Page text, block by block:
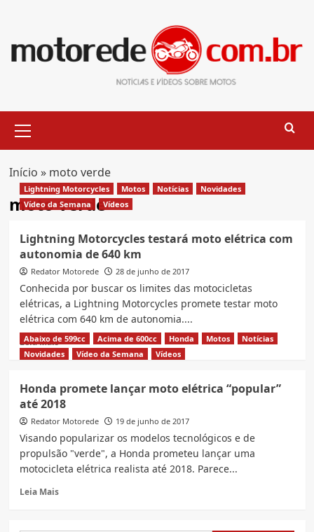
content
Menu
Início » moto verde
moto verde
Lightning Motorcycles Motos Notícias
Novidades
Vídeo da Semana
Vídeos
Lightning Motorcycles testará moto elétrica com
autonomia de 640 km
Redator Motorede 28 de junho de 2017
Conhecida por buscar os limites das motocicletas
elétricas, a Lightning Motorcycles promete testar moto
elétrica com 640 km de autonomia....
Leia MaisRead
more
Motorcycles
testará
moto
elétrica
com
autonomia
de
Abaixo de 599cc Acima de 600cc Honda Motos
Notícias
Novidades
Vídeo da Semana Vídeos
Honda promete lançar moto elétrica “popular”
até 2018
Redator Motorede 19 de junho de 2017
Visando popularizar os modelos tecnológicos e de
propulsão "verde", a Honda prometeu lançar uma
motocicleta elétrica realista até 2018. Parece...
Leia MaisRead
Honda